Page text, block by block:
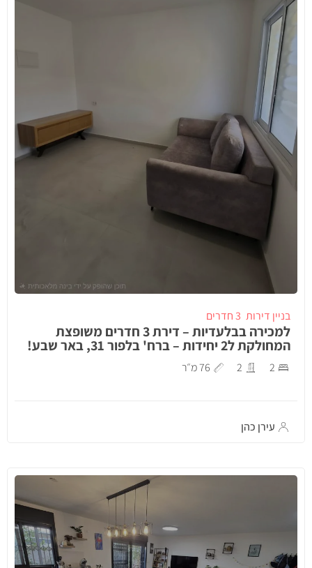
בניין דירות 3 חדרים
למכירה בבלעדיות – דירת 3 חדרים משופצת
המחולקת ל2 יחידות – ברח' בלפור 31, באר שבע!
2
2 76 מ״ר
עירן כהן